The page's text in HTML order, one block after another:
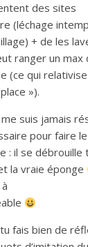
des sites
(léchage
+ de les
ranger un
(ce qui
»).
me suis jamais
pour faire
: il se débrouille
la vraie éponge
fais bien de